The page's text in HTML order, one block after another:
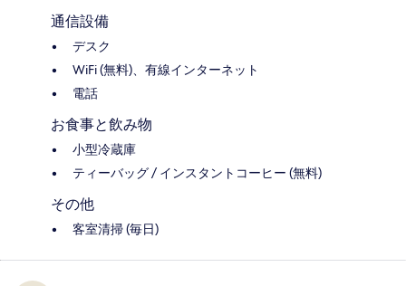
通信設備
デスク
WiFi (無料)、有線インターネット
電話
お食事と飲み物
小型冷蔵庫
ティーバッグ / インスタントコーヒー (無料)
その他
客室清掃 (毎日)